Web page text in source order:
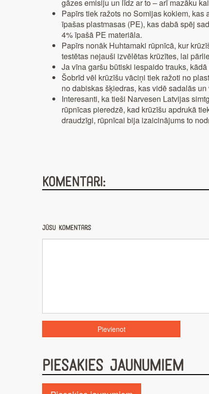
gāzes emisiju un līdz ar to – arī mazāku
Papīrs tiek ražots no Somijas kokiem,
īpašas plastmasas (PE), kas dabā spēj
4% īpašā PE materiāla.
Papīrs nonāk Huhtamaki rūpnīcā, kur
testētas nejauši izvēlētas krūzītes, lai
Ja vīna garšu būtiski iespaido trauks,
Šobrīd vēl krūzīšu vāciņi tiek ražoti no
no dabiskas šķiedras, kas vidē sadalās un
Interesanti, ka tieši Narvesen Latvijas
rūpnīcas pieredzē, kad krūzīšu apdrukā
draudzīgi, rūpnīcai bija izaicinājums to
Komentāri:
Jūsu komentārs
PIESAKIES JAUNUMIEM